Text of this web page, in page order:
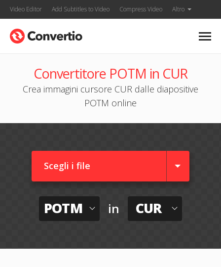
Video Editor Add Subtitles to Video Compress Video Altro
Convertitore POTM in CUR
Crea immagini cursore CUR dalle diapositive
POTM online
Scegli i file
POTM in CUR